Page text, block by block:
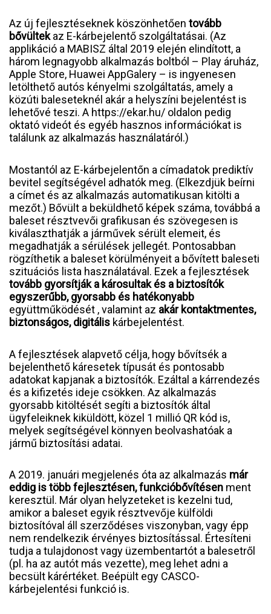
Az új fejlesztéseknek köszönhetően tovább
bővültekaz E-kárbejelentő szolgáltatásai. (Az
applikáció a MABISZ által 2019 elején elindított, a
három legnagyobb alkalmazás boltból – Play áruház,
Apple Store, Huawei AppGalery – is ingyenesen
letölthető autós kényelmi szolgáltatás, amely a
közúti baleseteknél akár a helyszíni bejelentést is
lehetővé teszi. A https://ekar.hu/ oldalon pedig
oktató videót és egyéb hasznos információkat is
találunk az alkalmazás használatáról.)
Mostantól az E-kárbejelentőn a címadatok prediktív
bevitel segítségével adhatók meg. (Elkezdjük beírni
a címet és az alkalmazás automatikusan kitölti a
mezőt.) Bővült a beküldhető képek száma, továbbá a
baleset résztvevői grafikusan és szövegesen is
kiválaszthatják a járművek sérült elemeit, és
megadhatják a sérülések jellegét. Pontosabban
rögzíthetik a baleset körülményeit a bővített baleseti
szituációs lista használatával. Ezek a fejlesztések
tovább gyorsítják a károsultak és a biztosítók
egyszerűbb, gyorsabb és hatékonyabb
együttműködését , valamint az akár kontaktmentes,
biztonságos, digitális kárbejelentést.
A fejlesztések alapvető célja, hogy bővítsék a
bejelenthető káresetek típusát és pontosabb
adatokat kapjanak a biztosítók. Ezáltal a kárrendezés
és a kifizetés ideje csökken. Az alkalmazás
gyorsabb kitöltését segíti a biztosítók által
ügyfeleiknek kiküldött, közel 1 millió QR kód is,
melyek segítségével könnyen beolvashatóak a
jármű biztosítási adatai.
A 2019. januári megjelenés óta az alkalmazás már
eddig is több fejlesztésen, funkcióbővítésen ment
keresztül. Már olyan helyzeteket is kezelni tud,
amikor a baleset egyik résztvevője külföldi
biztosítóval áll szerződéses viszonyban, vagy épp
nem rendelkezik érvényes biztosítással. Értesíteni
tudja a tulajdonost vagy üzembentartót a balesetről
(pl. ha az autót más vezette), meg lehet adni a
becsült kárértéket. Beépült egy CASCO-
kárbejelentési funkció is.